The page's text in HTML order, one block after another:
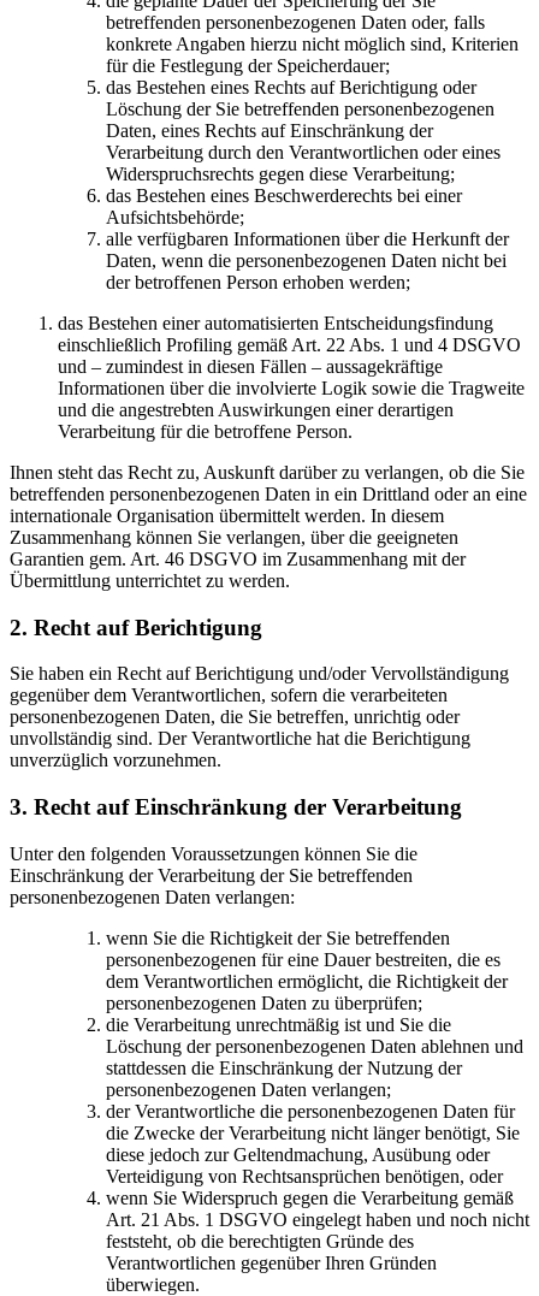
betreffenden personenbezogenen Daten oder, falls
konkrete Angaben hierzu nicht möglich sind, Kriterien
für die Festlegung der Speicherdauer;
das Bestehen eines Rechts auf Berichtigung oder
Löschung der Sie betreffenden personenbezogenen
Daten, eines Rechts auf Einschränkung der
Verarbeitung durch den Verantwortlichen oder eines
Widerspruchsrechts gegen diese Verarbeitung;
das Bestehen eines Beschwerderechts bei einer
Aufsichtsbehörde;
alle verfügbaren Informationen über die Herkunft der
Daten, wenn die personenbezogenen Daten nicht bei
der betroffenen Person erhoben werden;
das Bestehen einer automatisierten Entscheidungsfindung
einschließlich Profiling gemäß Art. 22 Abs. 1 und 4 DSGVO
und – zumindest in diesen Fällen – aussagekräftige
Informationen über die involvierte Logik sowie die Tragweite
und die angestrebten Auswirkungen einer derartigen
Verarbeitung für die betroffene Person.
Ihnen steht das Recht zu, Auskunft darüber zu verlangen, ob die Sie
betreffenden personenbezogenen Daten in ein Drittland oder an eine
internationale Organisation übermittelt werden. In diesem
Zusammenhang können Sie verlangen, über die geeigneten
Garantien gem. Art. 46 DSGVO im Zusammenhang mit der
Übermittlung unterrichtet zu werden.
2. Recht auf Berichtigung
Sie haben ein Recht auf Berichtigung und/oder Vervollständigung
gegenüber dem Verantwortlichen, sofern die verarbeiteten
personenbezogenen Daten, die Sie betreffen, unrichtig oder
unvollständig sind. Der Verantwortliche hat die Berichtigung
unverzüglich vorzunehmen.
3. Recht auf Einschränkung der Verarbeitung
Unter den folgenden Voraussetzungen können Sie die
Einschränkung der Verarbeitung der Sie betreffenden
personenbezogenen Daten verlangen:
wenn Sie die Richtigkeit der Sie betreffenden
personenbezogenen für eine Dauer bestreiten, die es
dem Verantwortlichen ermöglicht, die Richtigkeit der
personenbezogenen Daten zu überprüfen;
die Verarbeitung unrechtmäßig ist und Sie die
Löschung der personenbezogenen Daten ablehnen und
stattdessen die Einschränkung der Nutzung der
personenbezogenen Daten verlangen;
der Verantwortliche die personenbezogenen Daten für
die Zwecke der Verarbeitung nicht länger benötigt, Sie
diese jedoch zur Geltendmachung, Ausübung oder
Verteidigung von Rechtsansprüchen benötigen, oder
wenn Sie Widerspruch gegen die Verarbeitung gemäß
Art. 21 Abs. 1 DSGVO eingelegt haben und noch nicht
feststeht, ob die berechtigten Gründe des
Verantwortlichen gegenüber Ihren Gründen
überwiegen.